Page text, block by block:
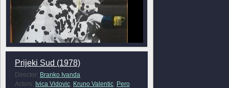
Prijeki Sud (1978)
Director: Branko Ivanda
Actors: Ivica Vidovic, Kruno Valentic, Pero